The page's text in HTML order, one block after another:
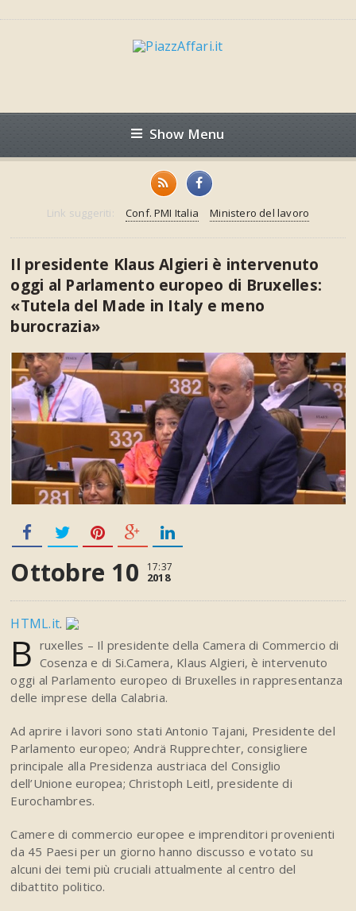
Show Menu
Link suggeriti: Conf. PMI Italia Ministero del lavoro
Il presidente Klaus Algieri è intervenuto
oggi al Parlamento europeo di Bruxelles:
«Tutela del Made in Italy e meno
burocrazia»
Ottobre 10 17:37
2018
HTML.it.
B ruxelles – Il presidente della Camera di Commercio di
Cosenza e di Si.Camera, Klaus Algieri, è intervenuto
oggi al Parlamento europeo di Bruxelles in rappresentanza
delle imprese della Calabria.
Ad aprire i lavori sono stati Antonio Tajani, Presidente del
Parlamento europeo; Andrä Rupprechter, consigliere
principale alla Presidenza austriaca del Consiglio
dell’Unione europea; Christoph Leitl, presidente di
Eurochambres.
Camere di commercio europee e imprenditori provenienti
da 45 Paesi per un giorno hanno discusso e votato su
alcuni dei temi più cruciali attualmente al centro del
dibattito politico.